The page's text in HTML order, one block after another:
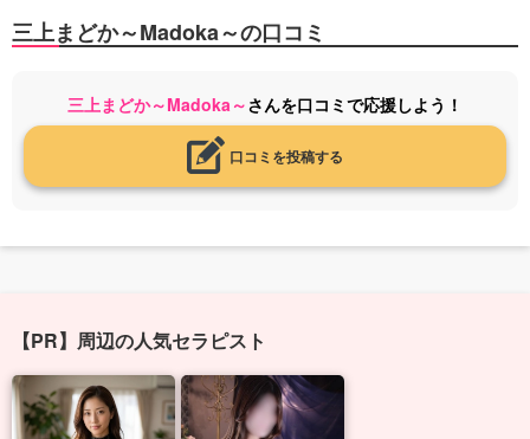
三上まどか～Madoka～の口コミ
三上まどか～Madoka～さんを口コミで応援しよう！
口コミを投稿する
【PR】周辺の人気セラピスト